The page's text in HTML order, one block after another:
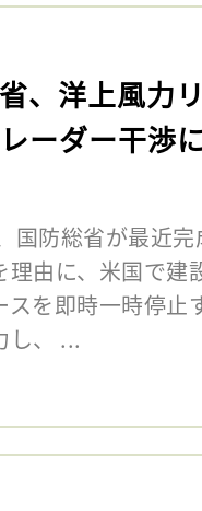
、洋上風力
ーダー干渉
国防総省が最近
由に、米国で建
を即時一時停止
し、 ...